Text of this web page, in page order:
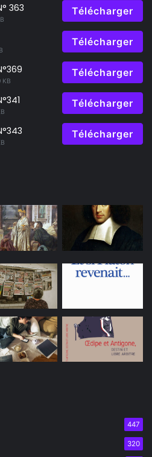
363 Télécharger
Télécharger
KB
Télécharger
Télécharger
Télécharger
447
320